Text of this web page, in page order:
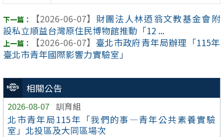
相關公告
2026-08-07 訓育組
北市青年局115年「我們的事—青年公共素養實驗
室」北投區及大同區場次
【2026-06-07】 財團法人林迺翁文教基金會附
設私立順益台灣原住民博物館推動「12 ...
【2026-06-07】 臺北市政府青年局辦理「115年
臺北市青年國際影響力實驗室」